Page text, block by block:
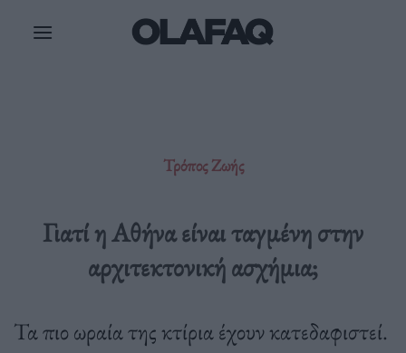
Τρόπος Ζωής
Γιατί η Αθήνα είναι ταγμένη στην
αρχιτεκτονική ασχήμια;
Τα πιο ωραία της κτίρια έχουν κατεδαφιστεί.